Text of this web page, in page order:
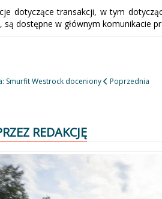
dotyczące transakcji, w tym
są dostępne w głównym komunikacie
Smurfit Westrock doceniony Poprzednia
REDAKCJĘ
Poprzedni
Następny